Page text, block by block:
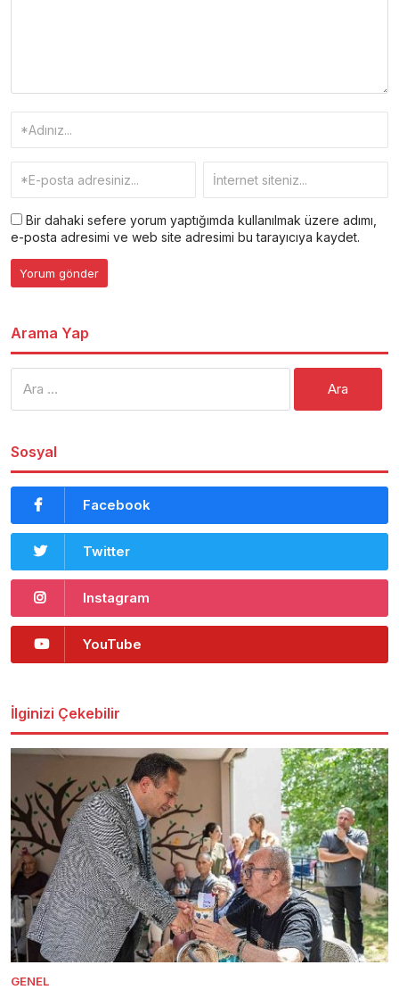
Bir dahaki sefere yorum yaptığımda kullanılmak üzere adımı,
e-posta adresimi ve web site adresimi bu tarayıcıya kaydet.
Arama Yap
Sosyal
Facebook
Twitter
Instagram
YouTube
İlginizi Çekebilir
GENEL